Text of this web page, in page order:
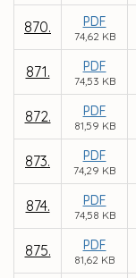
870. PDF
74,62 KB
871. PDF
74,53 KB
872. PDF
81,59 KB
873. PDF
74,29 KB
874. PDF
74,58 KB
875. PDF
81,62 KB